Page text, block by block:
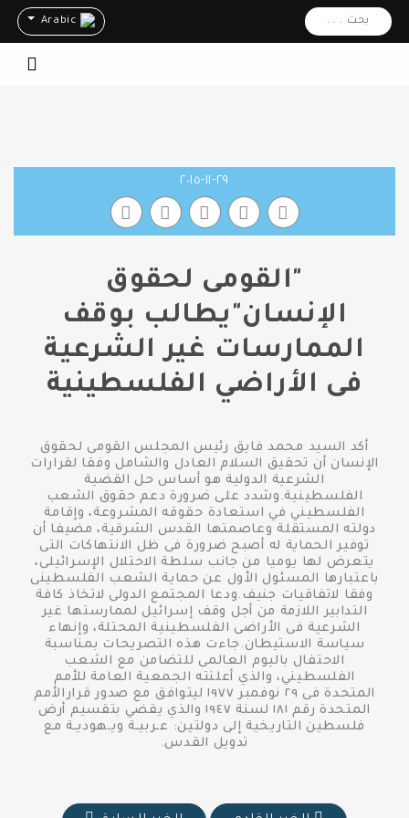
بحث . . . Arabic
٢٩-١١-٢٠١٥
"القومى لحقوق
الإنسان"يطالب بوقف
الممارسات غير الشرعية
فى الأراضي الفلسطينية
أكد السيد محمد فايق رئيس المجلس القومى لحقوق
الإنسان أن تحقيق السلام العادل والشامل وفقا لقرارات
الشرعية الدولية هو أساس حل القضية
الفلسطينية.وشدد على ضرورة دعم حقوق الشعب
الفلسطيني في استعادة حقوقه المشروعة، وإقامة
دولته المستقلة وعاصمتها القدس الشرقية، مضيفا أن
توفير الحماية له أصبح ضرورة فى ظل الانتهاكات التى
يتعرض لها يوميا من جانب سلطة الاحتلال الإسرائيلى،
باعتبارها المسئول الأول عن حماية الشعب الفلسطينى
وفقا لاتفاقيات جنيف.ودعا المجتمع الدولى لاتخاذ كافة
التدابير اللازمة من أجل وقف إسرائيل لممارستها غير
الشرعية فى الأراضى الفلسطينية المحتلة، وإنهاء
سياسة الاستيطان.جاءت هذه التصريحات بمناسبة
الاحتفال باليوم العالمى للتضامن مع الشعب
الفلسطيني، والذي أعلنته الجمعية العامة للأمم
المتحدة فى ٢٩ نوفمبر ١٩٧٧ ليتوافق مع صدور قرارالأمم
المتحدة رقم ١٨١ لسنة ١٩٤٧ والذي يقضي بتقسيم أرض
فلسطين التاريخية إلى دولتين: عـربيـة ويـهوديـة مع
تدويل القدس.